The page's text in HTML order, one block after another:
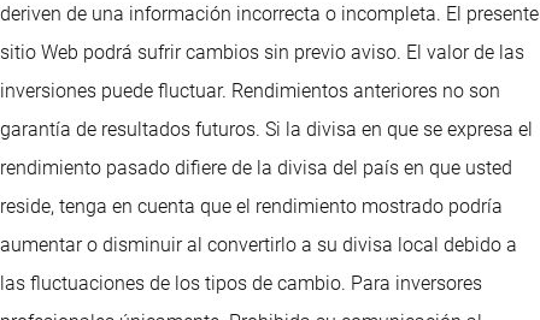
deriven de una información incorrecta o incompleta. El presente
sitio Web podrá sufrir cambios sin previo aviso. El valor de las
inversiones puede fluctuar. Rendimientos anteriores no son
garantía de resultados futuros. Si la divisa en que se expresa el
rendimiento pasado difiere de la divisa del país en que usted
reside, tenga en cuenta que el rendimiento mostrado podría
aumentar o disminuir al convertirlo a su divisa local debido a
las fluctuaciones de los tipos de cambio. Para inversores